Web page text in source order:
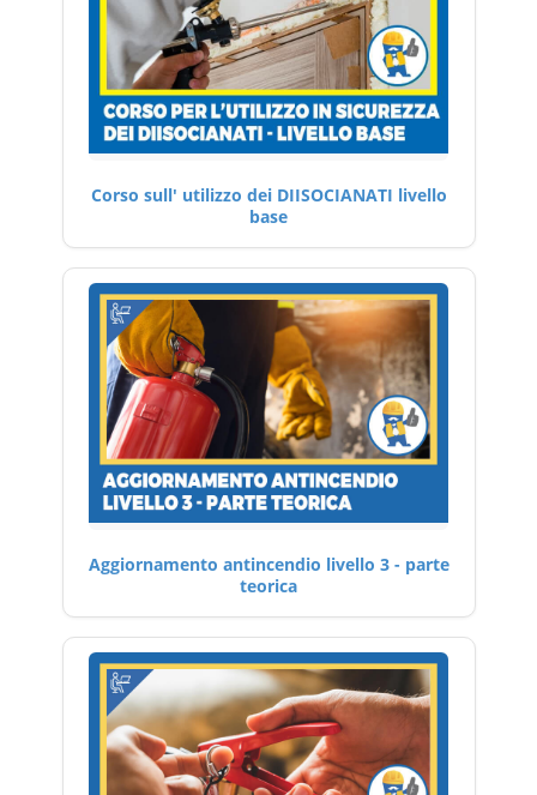
Corso sull' utilizzo dei DIISOCIANATI livello
base
Aggiornamento antincendio livello 3 - parte
teorica